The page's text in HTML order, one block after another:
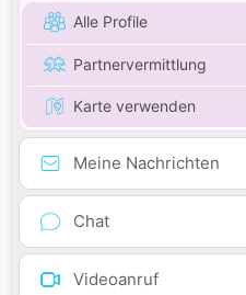
Alle Profile
Partnervermittlung
Karte verwenden
Meine Nachrichten
Chat
Videoanruf